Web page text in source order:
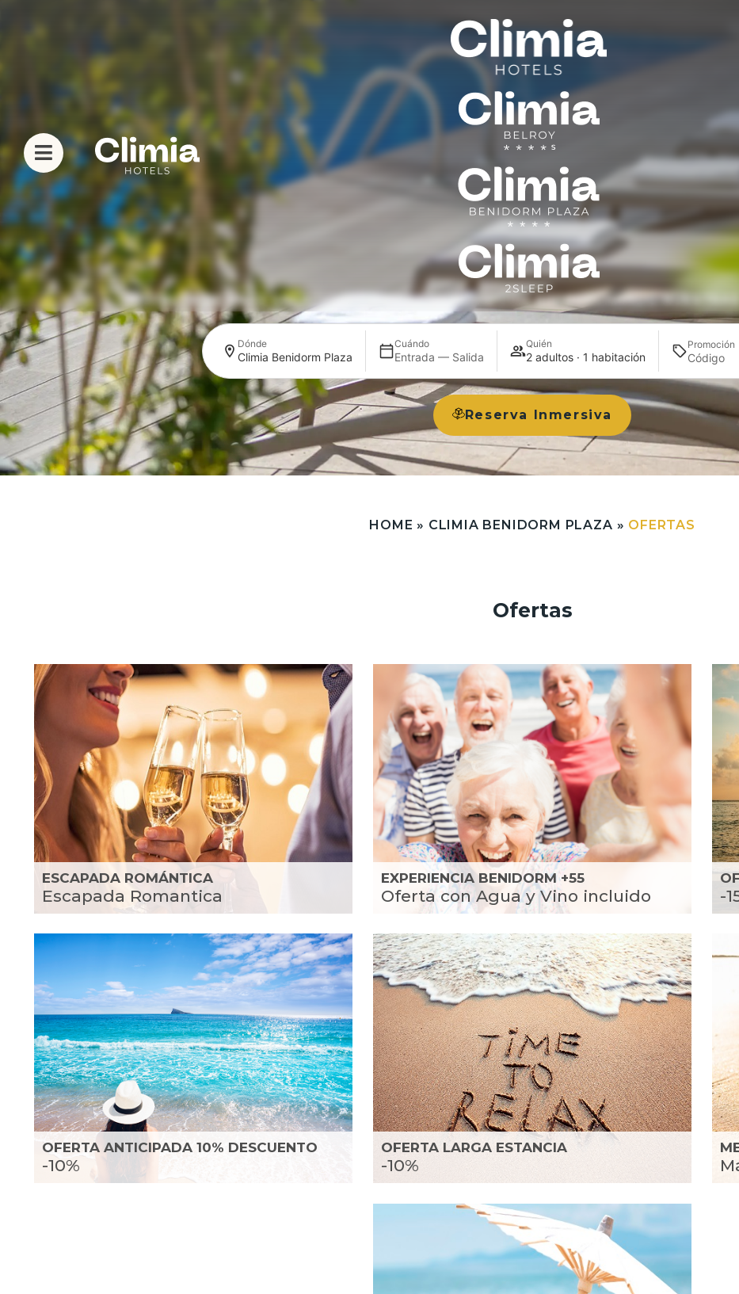
Ofertas
DISFRUTA DE UNAS VACACIONES ÚNICAS EN BENIDORM APROVECHANDO
Dónde
Climia Benidorm Plaza
Cuándo
Entrada — Salida
Quién
2 adultos · 1 habitación
Promoción
Reserva Inmersiva
HOME » CLIMIA BENIDORM PLAZA » OFERTAS
Ofertas
ESCAPADA ROMÁNTICA
Escapada Romantica
EXPERIENCIA BENIDORM +55
Oferta con Agua y Vino incluido -
OFERTA ANTICIPADA 10% DESCUENTO
-10%
OFERTA LARGA ESTANCIA
-10%